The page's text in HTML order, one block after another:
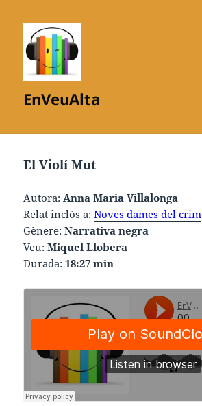
EnVeuAlta
El Violí Mut
Autora:Anna Maria Villalonga
Relat inclòs a:Noves dames del crim
Gènere:Narrativa negra
Veu:Miquel Llobera
Durada:18:27 min